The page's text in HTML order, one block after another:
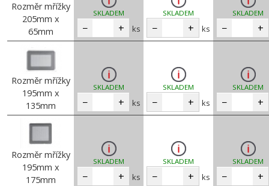
Rozměr mřížky
205mm x
65mm
SKLADEM
− + ks
SKLADEM
− + ks
SKLADEM
− +
Rozměr mřížky
195mm x
135mm
SKLADEM
− + ks
SKLADEM
− + ks
SKLADEM
− +
Rozměr mřížky
195mm x
175mm
SKLADEM
− + ks
SKLADEM
− + ks
SKLADEM
− +